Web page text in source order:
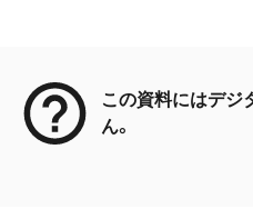
この資料にはデジ
ん。